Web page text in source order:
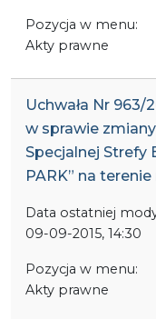
Pozycja w menu:
Akty prawne
Uchwała Nr 963/
w sprawie
Specjalnej Strefy
PARK” na
Data ostatniej
09-09-2015, 14:30
Pozycja w menu:
Akty prawne